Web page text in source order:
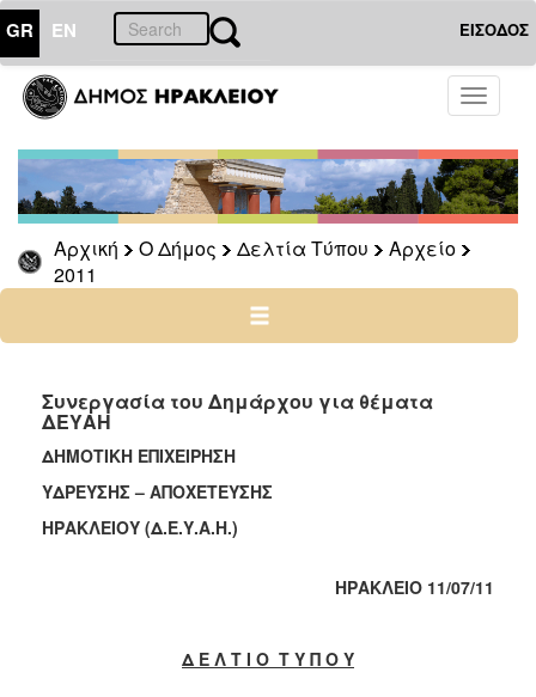
GR EN ΕΙΣΟΔΟΣ
Toggle
Αρχική Ο Δήμος Δελτία Τύπου
Αρχείο
2011
ΔΗΜΟΣ
Δελτία
Τύπου
Αρχείο
2026
2025
2022
2021
2020
2019
2018
Συνεργασία του Δημάρχου για θέματα
ΔΕΥΑΗ
ΔΗΜΟΤΙΚΗ ΕΠΙΧΕΙΡΗΣΗ
ΥΔΡΕΥΣΗΣ – ΑΠΟΧΕΤΕΥΣΗΣ
ΗΡΑΚΛΕΙΟΥ (Δ.Ε.Υ.Α.Η.)
ΗΡΑΚΛΕΙΟ 11/07/11
Δ Ε Λ Τ Ι Ο Τ Υ Π Ο Υ